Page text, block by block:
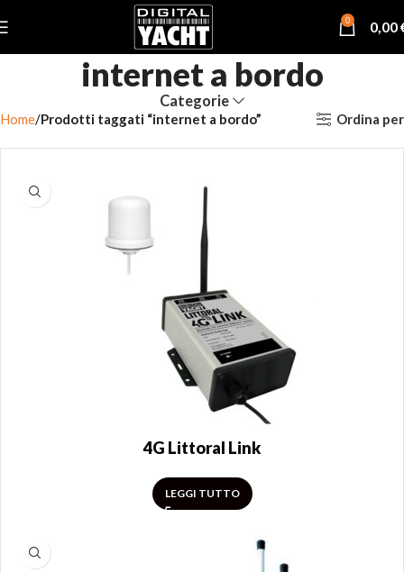
0 0,00
internet a bordo
Categorie
Home Prodotti taggati “internet a bordo” Ordina per
4G Littoral Link
LEGGI TUTTO